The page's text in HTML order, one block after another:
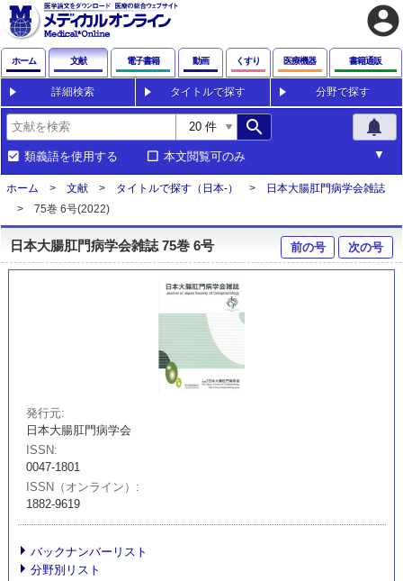
account_circle
ホーム 文献 電子書籍 動画 くすり 医療機器 書籍通販
詳細検索 タイトルで探す 分野で探す
search notifications
類義語を使用する 本文閲覧可のみ
ホーム 文献 タイトルで探す（日本-）
日本大腸肛門病学会雑誌
75巻 6号(2022)
日本大腸肛門病学会雑誌 75巻 6号 前の号 次の号
発行元
日本大腸肛門病学会
ISSN
0047-1801
ISSN（オンライン）
1882-9619
バックナンバーリスト
分野別リスト